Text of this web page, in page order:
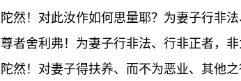
陀然！对此汝作如何思量耶？为妻子行非
尊者舍利弗！为妻子行非法、行非正者，
陀然！对妻子得扶养、而不为恶业、其他之